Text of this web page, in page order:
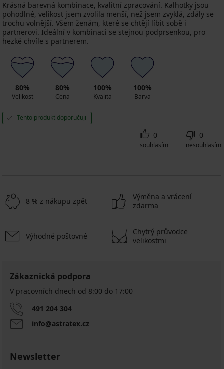
Krásná barevná kombinace, kvalitní zpracování. Kalhotky jsou
pohodlné, velikost jsem zvolila menší, než jsem zvyklá, zdály se
trochu volnější. Všem ženám, které se chtějí líbit sobě i
partnerovi. Ideální v kombinaci se stejnou podprsenkou, pro
hezké chvíle s partnerem.
80%
Velikost
80%
Cena
100%
Kvalita
100%
Barva
Tento produkt doporučuji
0
souhlasím
0
nesouhlasím
8 % z nákupu zpět
Výměna a vrácení
zdarma
Výhodné poštovné
Chytrý průvodce
velikostmi
Zákaznická podpora
V pracovních dnech od 8:00 do 17:00
491 204 304
info@astratex.cz
Newsletter